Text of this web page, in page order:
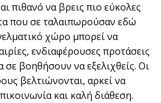
πιθανό να βρεις πιο εύκολες
που σε ταλαιπωρούσαν εδώ
χώρο μπορεί να
ενδιαφέρουσες προτάσεις
σε βοηθήσουν να εξελιχθείς. Οι
βελτιώνονται, αρκεί να
και καλή διάθεση.